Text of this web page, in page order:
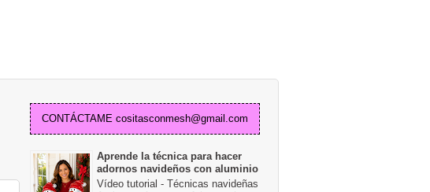
CONTÁCTAME cositasconmesh@gmail.com
Aprende la técnica para hacer
adornos navideños con aluminio
Vídeo tutorial - Técnicas navideñas